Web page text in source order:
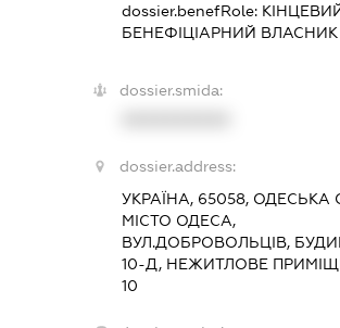
dossier.benefRole:
БЕНЕФІЦІАРНИЙ ВЛАСНИК
dossier.smida:
dossier.address:
УКРАЇНА, 65058, ОДЕСЬКА
МІСТО ОДЕСА,
ВУЛ.ДОБРОВОЛЬЦІВ,
10-Д, НЕЖИТЛОВЕ
10